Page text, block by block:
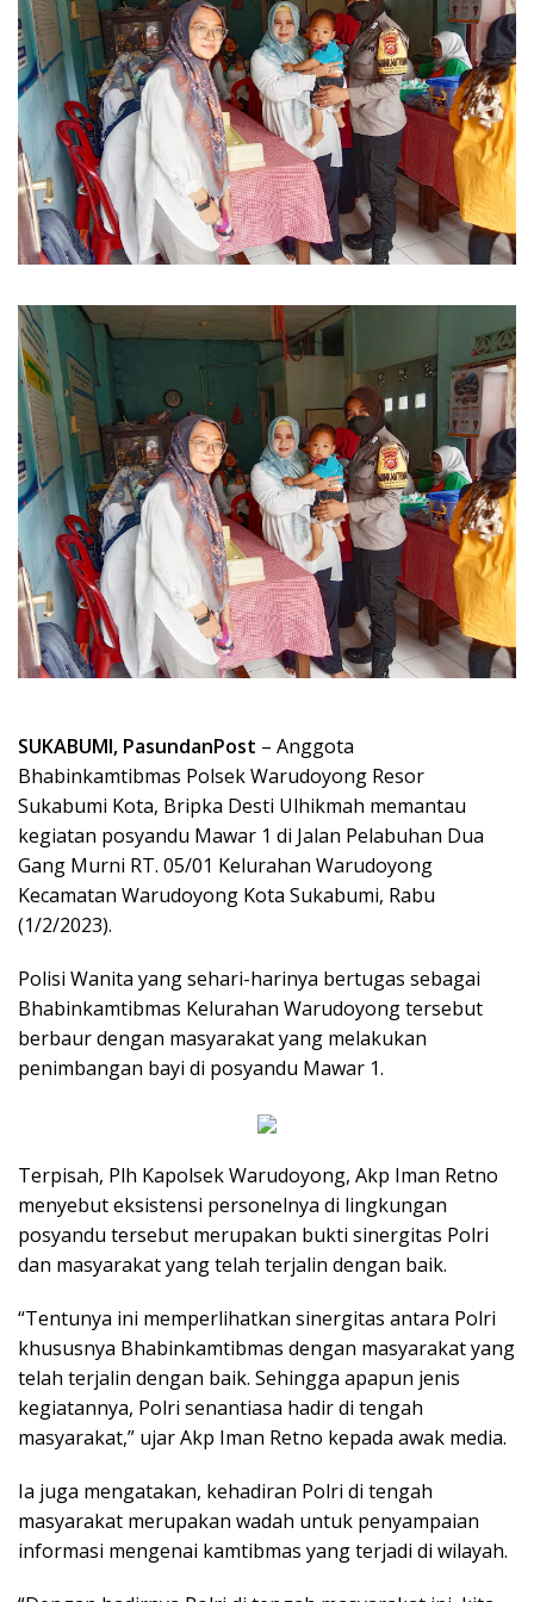
SUKABUMI, PasundanPost – Anggota
Bhabinkamtibmas Polsek Warudoyong Resor
Sukabumi Kota, Bripka Desti Ulhikmah memantau
kegiatan posyandu Mawar 1 di Jalan Pelabuhan Dua
Gang Murni RT. 05/01 Kelurahan Warudoyong
Kecamatan Warudoyong Kota Sukabumi, Rabu
(1/2/2023).
Polisi Wanita yang sehari-harinya bertugas sebagai
Bhabinkamtibmas Kelurahan Warudoyong tersebut
berbaur dengan masyarakat yang melakukan
penimbangan bayi di posyandu Mawar 1.
Terpisah, Plh Kapolsek Warudoyong, Akp Iman Retno
menyebut eksistensi personelnya di lingkungan
posyandu tersebut merupakan bukti sinergitas Polri
dan masyarakat yang telah terjalin dengan baik.
“Tentunya ini memperlihatkan sinergitas antara Polri
khususnya Bhabinkamtibmas dengan masyarakat yang
telah terjalin dengan baik. Sehingga apapun jenis
kegiatannya, Polri senantiasa hadir di tengah
masyarakat,” ujar Akp Iman Retno kepada awak media.
Ia juga mengatakan, kehadiran Polri di tengah
masyarakat merupakan wadah untuk penyampaian
informasi mengenai kamtibmas yang terjadi di wilayah.